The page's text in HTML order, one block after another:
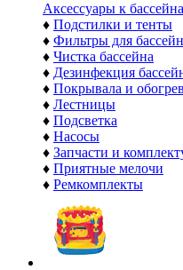
Аксессуары к
♦ Подстилки и тенты
♦ Фильтры для
♦ Чистка бассейна
♦ Дезинфекция
♦ Покрывала и
♦ Лестницы
♦ Подсветка
♦ Насосы
♦ Запчасти и
♦ Приятные мелочи
♦ Ремкомплекты